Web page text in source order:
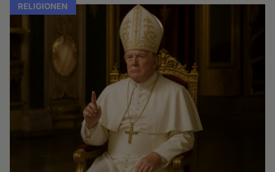
RELIGIONEN